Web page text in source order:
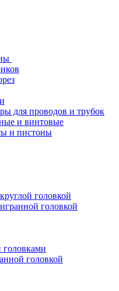
для проводов и трубок
и винтовые
и пистоны
головкой
головкой
головкой